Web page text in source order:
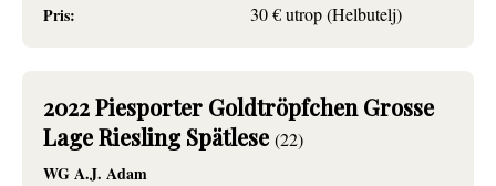
Pris:
30 € utrop (Helbutelj)
2022 Piesporter Goldtröpfchen Grosse
Lage Riesling Spätlese (22)
WG A.J. Adam